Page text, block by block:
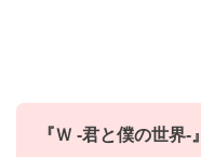
『Ｗ -君と僕の世界-』